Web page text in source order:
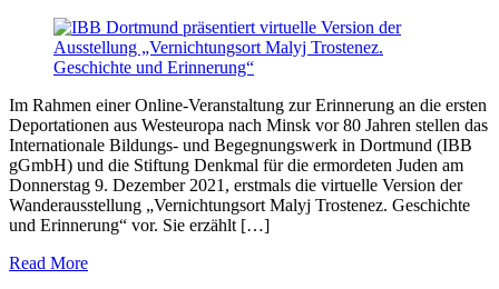
Im Rahmen einer Online-Veranstaltung zur Erinnerung an die ersten
Deportationen aus Westeuropa nach Minsk vor 80 Jahren stellen das
Internationale Bildungs- und Begegnungswerk in Dortmund (IBB
gGmbH) und die Stiftung Denkmal für die ermordeten Juden am
Donnerstag 9. Dezember 2021, erstmals die virtuelle Version der
Wanderausstellung „Vernichtungsort Malyj Trostenez. Geschichte
und Erinnerung“ vor. Sie erzählt […]
Read More